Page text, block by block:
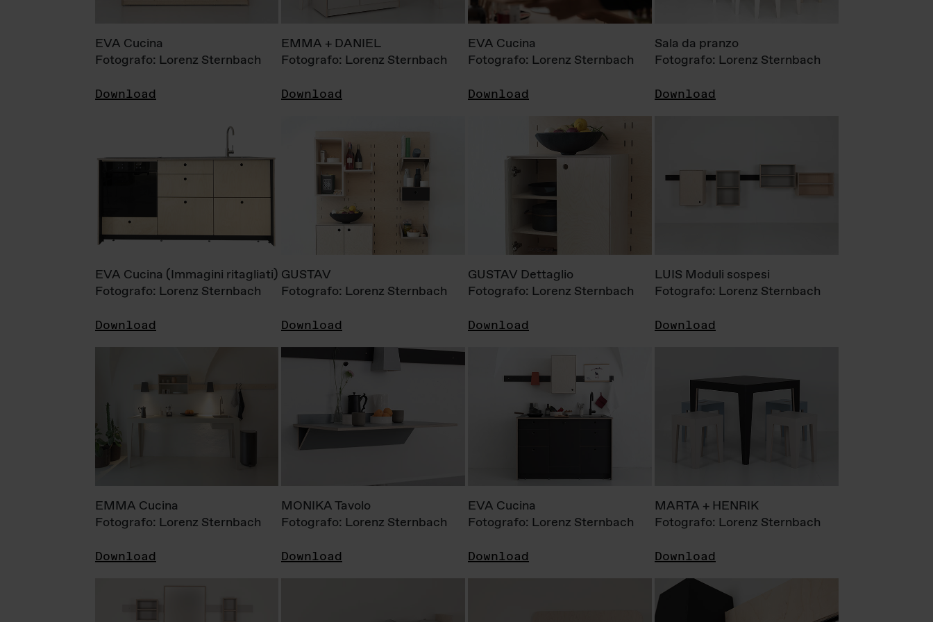
EVA Cucina
Fotografo: Lorenz Sternbach
Download
EMMA + DANIEL
Fotografo: Lorenz Sternbach
Download
EVA Cucina
Fotografo: Lorenz Sternbach
Download
Sala da pranzo
Fotografo: Lorenz Sternbach
Download
EVA Cucina (Immagini ritagliati)
Fotografo: Lorenz Sternbach
Download
GUSTAV
Fotografo: Lorenz Sternbach
Download
GUSTAV Dettaglio
Fotografo: Lorenz Sternbach
Download
LUIS Moduli sospesi
Fotografo: Lorenz Sternbach
Download
EMMA Cucina
Fotografo: Lorenz Sternbach
Download
MONIKA Tavolo
Fotografo: Lorenz Sternbach
Download
EVA Cucina
Fotografo: Lorenz Sternbach
Download
MARTA + HENRIK
Fotografo: Lorenz Sternbach
Download